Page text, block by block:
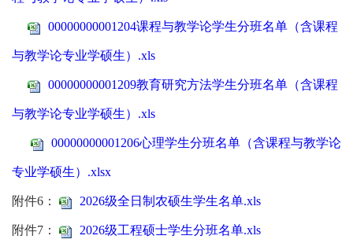
00000000001204课程与教学论学生分班名单（含课程
与教学论专业学硕生）.xls
00000000001209教育研究方法学生分班名单（含课程
与教学论专业学硕生）.xls
00000000001206心理学生分班名单（含课程与教学论
专业学硕生）.xlsx
附件6 ： 2026级全日制农硕生学生名单.xls
附件7 ： 2026级工程硕士学生分班名单.xls